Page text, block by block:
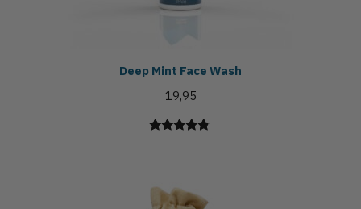
Deep Mint Face Wash
19,95
opklant